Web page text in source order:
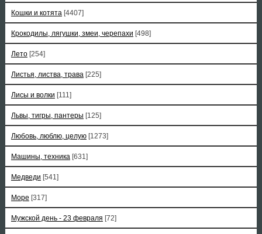
Кошки и котята [4407]
Крокодилы, лягушки, змеи, черепахи [498]
Лето [254]
Листья, листва, трава [225]
Лисы и волки [111]
Львы, тигры, пантеры [125]
Любовь, люблю, целую [1273]
Машины, техника [631]
Медведи [541]
Море [317]
Мужской день - 23 февраля [72]